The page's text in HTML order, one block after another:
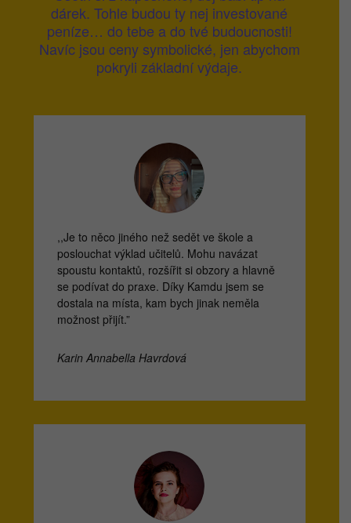
dárek. Tohle budou ty nej investované
peníze… do tebe a do tvé budoucnosti!
Navíc jsou ceny symbolické, jen abychom
pokryli základní výdaje.
,,Je to něco jiného než sedět ve škole a
poslouchat výklad učitelů. Mohu navázat
spoustu kontaktů, rozšířit si obzory a hlavně
se podívat do praxe. Díky Kamdu jsem se
dostala na místa, kam bych jinak neměla
možnost přijít.”
Karin Annabella Havrdová